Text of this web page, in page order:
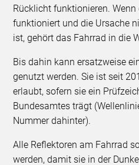
Rücklicht funktionieren.
funktioniert und die Ursache
ist, gehört das Fahrrad in die
Bis dahin kann ersatzweise
genutzt werden. Sie ist seit
erlaubt, sofern sie ein
Bundesamtes trägt
Nummer dahinter).
Alle Reflektoren am Fahrrad
werden, damit sie in der